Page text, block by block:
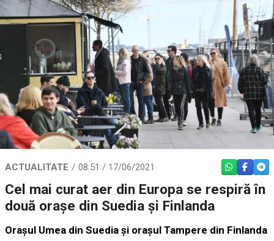
ACTUALITATE 08:51 / 17/06/2021 WHATSAPP
Cel mai curat aer din Europa se respiră în
două orașe din Suedia și Finlanda
Oraşul Umea din Suedia şi oraşul Tampere din Finlanda